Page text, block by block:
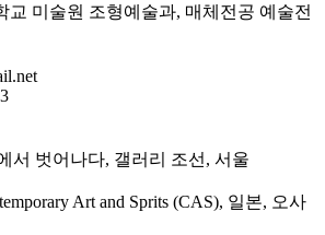
교 미술원 조형예술과, 매체전공 예술전
서 벗어나다, 갤러리 조선, 서울
Art and Sprits (CAS), 일본, 오사